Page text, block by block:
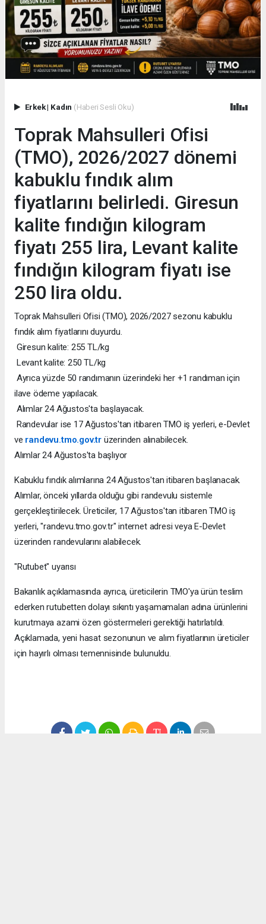
Erkek| Kadın (Haberi Sesli Oku)
Toprak Mahsulleri Ofisi
(TMO), 2026/2027 dönemi
kabuklu fındık alım
fiyatlarını belirledi. Giresun
kalite fındığın kilogram
fiyatı 255 lira, Levant kalite
fındığın kilogram fiyatı ise
250 lira oldu.
Toprak Mahsulleri Ofisi (TMO), 2026/2027 sezonu kabuklu
fındık alım fiyatlarını duyurdu.
Giresun kalite: 255 TL/kg
Levant kalite: 250 TL/kg
Ayrıca yüzde 50 randımanın üzerindeki her +1 randıman için
ilave ödeme yapılacak.
Alımlar 24 Ağustos'ta başlayacak.
Randevular ise 17 Ağustos'tan itibaren TMO iş yerleri, e-Devlet
ve randevu.tmo.gov.trüzerinden alınabilecek.
Alımlar 24 Ağustos'ta başlıyor
Kabuklu fındık alımlarına 24 Ağustos'tan itibaren başlanacak.
Alımlar, önceki yıllarda olduğu gibi randevulu sistemle
gerçekleştirilecek. Üreticiler, 17 Ağustos'tan itibaren TMO iş
yerleri, "randevu.tmo.gov.tr" internet adresi veya E-Devlet
üzerinden randevularını alabilecek.
"Rutubet" uyarısı
Bakanlık açıklamasında ayrıca, üreticilerin TMO'ya ürün teslim
ederken rutubetten dolayı sıkıntı yaşamamaları adına ürünlerini
kurutmaya azami özen göstermeleri gerektiği hatırlatıldı.
Açıklamada, yeni hasat sezonunun ve alım fiyatlarının üreticiler
için hayırlı olması temennisinde bulunuldu.